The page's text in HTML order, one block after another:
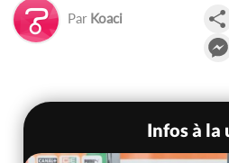
Par Koaci
Infos à la